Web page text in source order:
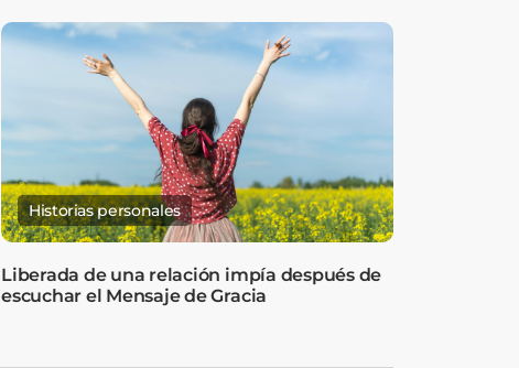
Historias personales
Liberada de una relación impía después de
escuchar el Mensaje de Gracia